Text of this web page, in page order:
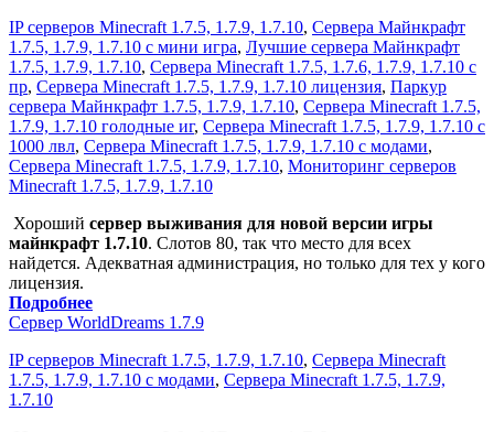
IP серверов Minecraft 1.7.5, 1.7.9, 1.7.10, Сервера Майнкрафт
1.7.5, 1.7.9, 1.7.10 с мини игра, Лучшие сервера Майнкрафт
1.7.5, 1.7.9, 1.7.10, Сервера Minecraft 1.7.5, 1.7.6, 1.7.9, 1.7.10 с
пр, Сервера Minecraft 1.7.5, 1.7.9, 1.7.10 лицензия, Паркур
сервера Майнкрафт 1.7.5, 1.7.9, 1.7.10, Сервера Minecraft 1.7.5,
1.7.9, 1.7.10 голодные иг, Сервера Minecraft 1.7.5, 1.7.9, 1.7.10 с
1000 лвл, Сервера Minecraft 1.7.5, 1.7.9, 1.7.10 с модами,
Сервера Minecraft 1.7.5, 1.7.9, 1.7.10, Мониторинг серверов
Minecraft 1.7.5, 1.7.9, 1.7.10
Хороший сервер выживания для новой версии игры
майнкрафт 1.7.10. Слотов 80, так что место для всех
найдется. Адекватная администрация, но только для тех у кого
лицензия.
Подробнее
Сервер WorldDreams 1.7.9
IP серверов Minecraft 1.7.5, 1.7.9, 1.7.10, Сервера Minecraft
1.7.5, 1.7.9, 1.7.10 с модами, Сервера Minecraft 1.7.5, 1.7.9,
1.7.10